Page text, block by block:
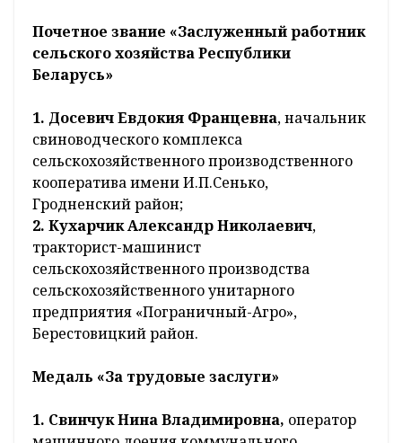
Почетное звание «Заслуженный работник
сельского хозяйства Республики
Беларусь»
1. Досевич Евдокия Францевна, начальник
свиноводческого комплекса
сельскохозяйственного производственного
кооператива имени И.П.Сенько,
Гродненский район;
2. Кухарчик Александр Николаевич,
тракторист-машинист
сельскохозяйственного производства
сельскохозяйственного унитарного
предприятия «Пограничный-Агро»,
Берестовицкий район.
Медаль «За трудовые заслуги»
1. Свинчук Нина Владимировна, оператор